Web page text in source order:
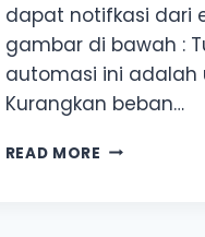
dapat notifkasi dari
gambar di bawah :
automasi ini adalah
Kurangkan beban…
READ MORE [CASE